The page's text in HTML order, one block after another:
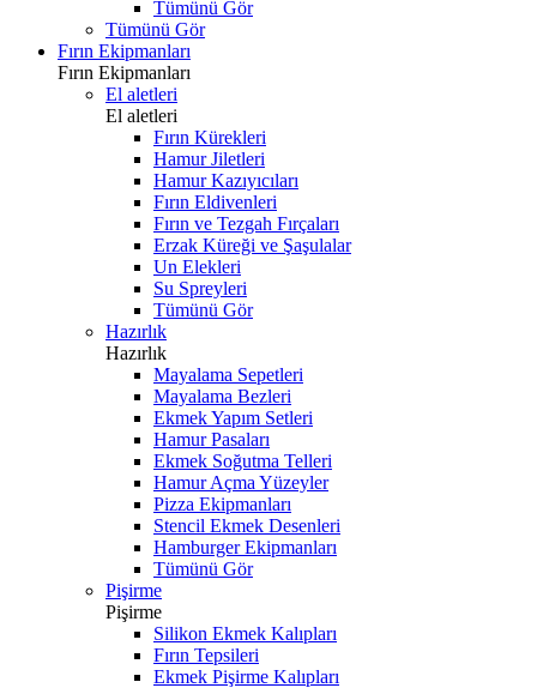
Tümünü Gör
Tümünü Gör
Fırın Ekipmanları
Fırın Ekipmanları
El aletleri
El aletleri
Fırın Kürekleri
Hamur Jiletleri
Hamur Kazıyıcıları
Fırın Eldivenleri
Fırın ve Tezgah Fırçaları
Erzak Küreği ve Şaşulalar
Un Elekleri
Su Spreyleri
Tümünü Gör
Hazırlık
Hazırlık
Mayalama Sepetleri
Mayalama Bezleri
Ekmek Yapım Setleri
Hamur Pasaları
Ekmek Soğutma Telleri
Hamur Açma Yüzeyler
Pizza Ekipmanları
Stencil Ekmek Desenleri
Hamburger Ekipmanları
Tümünü Gör
Pişirme
Pişirme
Silikon Ekmek Kalıpları
Fırın Tepsileri
Ekmek Pişirme Kalıpları